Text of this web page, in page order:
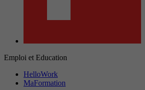
Emploi et Education
HelloWork
MaFormation